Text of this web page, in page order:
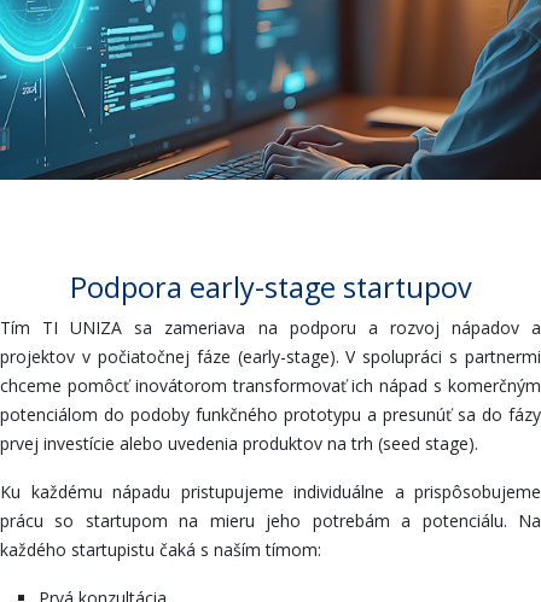
Podpora early-stage startupov
Tím TI UNIZA sa zameriava na podporu a rozvoj nápadov a
projektov v počiatočnej fáze (early-stage). V spolupráci s partnermi
chceme pomôcť inovátorom transformovať ich nápad s komerčným
potenciálom do podoby funkčného prototypu a presunúť sa do fázy
prvej investície alebo uvedenia produktov na trh (seed stage).
Ku každému nápadu pristupujeme individuálne a prispôsobujeme
prácu so startupom na mieru jeho potrebám a potenciálu. Na
každého startupistu čaká s naším tímom: